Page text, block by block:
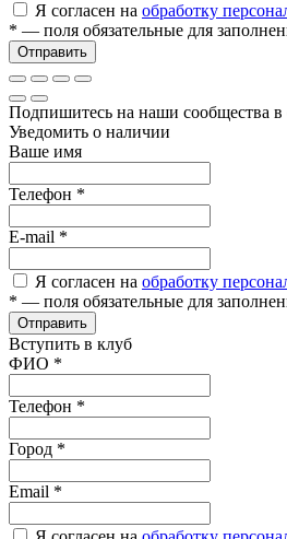
Я согласен на обработку
* — поля обязательные для
Отправить
Подпишитесь на наши сообщества в
Уведомить о наличии
Ваше имя
Телефон *
E-mail *
Я согласен на обработку
* — поля обязательные для
Отправить
Вступить в клуб
ФИО *
Телефон *
Город *
Email *